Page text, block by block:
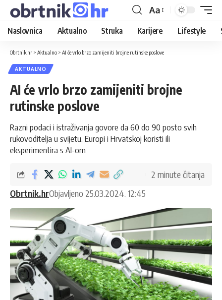
Aa
Naslovnica Aktualno Struka Karijere Lifestyle
Obrtnik.hr > Aktualno > AI će vrlo brzo zamijeniti brojne rutinske poslove
AKTUALNO
AI će vrlo brzo zamijeniti brojne
rutinske poslove
Razni podaci i istraživanja govore da 60 do 90 posto svih
rukovoditelja u svijetu, Europi i Hrvatskoj koristi ili
eksperimentira s AI-om
Obrtnik.hrObjavljeno 25.03.2024. 12:45
2 minute čitanja